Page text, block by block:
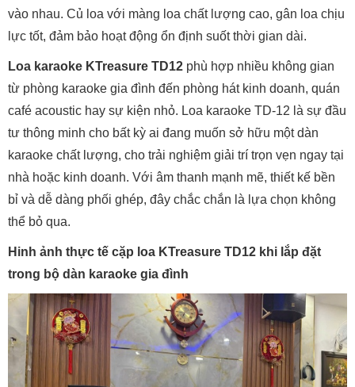
vào nhau. Củ loa với màng loa chất lượng cao, gân loa chịu
lực tốt, đảm bảo hoạt động ổn định suốt thời gian dài.
Loa karaoke KTreasure TD12 phù hợp nhiều không gian
từ phòng karaoke gia đình đến phòng hát kinh doanh, quán
café acoustic hay sự kiện nhỏ. Loa karaoke TD-12 là sự đầu
tư thông minh cho bất kỳ ai đang muốn sở hữu một dàn
karaoke chất lượng, cho trải nghiệm giải trí trọn vẹn ngay tại
nhà hoặc kinh doanh. Với âm thanh mạnh mẽ, thiết kế bền
bỉ và dễ dàng phối ghép, đây chắc chắn là lựa chọn không
thể bỏ qua.
Hinh ảnh thực tế cặp loa KTreasure TD12 khi lắp đặt
trong bộ dàn karaoke gia đình